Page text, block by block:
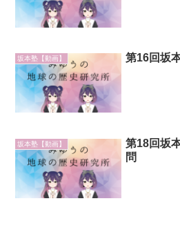
坂本塾【動画】 第16回坂
坂本塾【動画】
第18回坂
問